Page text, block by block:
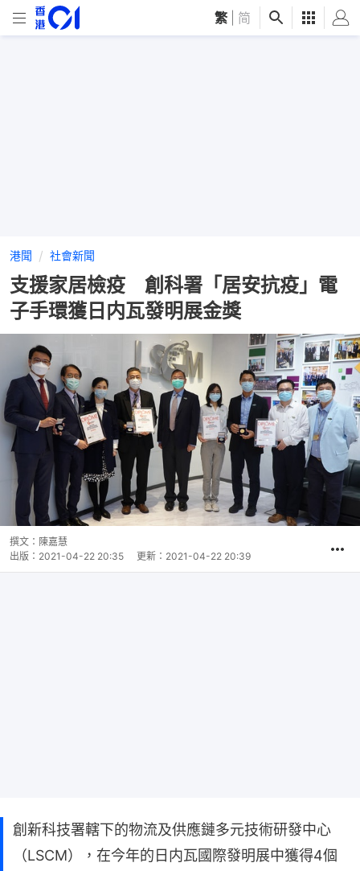
繁 简
港聞 社會新聞
支援家居檢疫 創科署「居安抗疫」電
子手環獲日内瓦發明展金獎
撰文： 陳嘉慧
出版： 2021-04-22 20:35 更新： 2021-04-22 20:39
創新科技署轄下的物流及供應鏈多元技術研發中心
（LSCM），在今年的日内瓦國際發明展中獲得4個